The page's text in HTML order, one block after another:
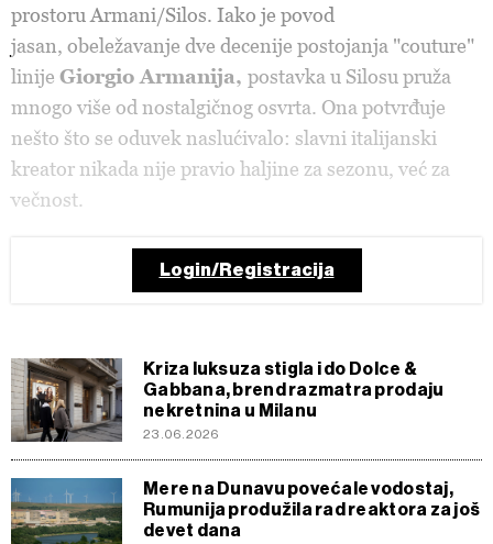
prostoru Armani/Silos. Iako je povod
jasan, obeležavanje dve decenije postojanja "couture"
linije Giorgio Armanija, postavka u Silosu pruža
mnogo više od nostalgičnog osvrta. Ona potvrđuje
nešto što se oduvek naslućivalo: slavni italijanski
kreator nikada nije pravio haljine za sezonu, već za
večnost.
Login/Registracija
Kriza luksuza stigla i do Dolce &
Gabbana, brend razmatra prodaju
nekretnina u Milanu
23.06.2026
Mere na Dunavu povećale vodostaj,
Rumunija produžila rad reaktora za još
devet dana